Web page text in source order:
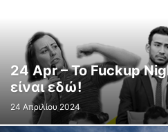
ΚΌΣΜΟΣ ΟΙ
ΥΓΕΊΑ &
24 Apr – To Fuckup
είναι εδώ!
24 Απριλίου 2024